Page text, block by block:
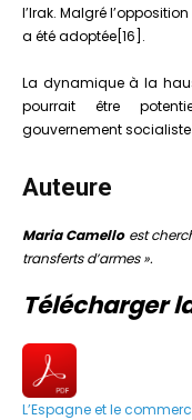
l’Irak. Malgré
a été adoptée[16].
La dynamique à la
pourrait être
gouvernement socialiste
Auteure
Maria Camello est
transferts d’armes ».
Télécharger
L’Espagne et le